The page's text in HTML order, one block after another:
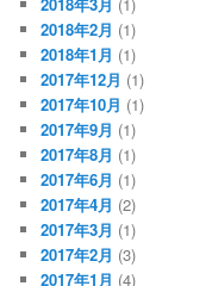
2018年2月 (1)
2018年1月 (1)
2017年12月 (1)
2017年10月 (1)
2017年9月 (1)
2017年8月 (1)
2017年6月 (1)
2017年4月 (2)
2017年3月 (1)
2017年2月 (3)
2017年1月 (4)